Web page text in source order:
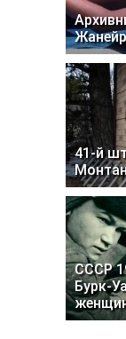
41-й
СССР
Бурк-